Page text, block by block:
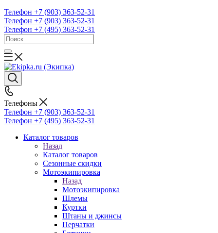
Телефон +7 (903) 363-52-31
Телефон +7 (903) 363-52-31
Телефон +7 (495) 363-52-31
Телефоны
Телефон +7 (903) 363-52-31
Телефон +7 (495) 363-52-31
Каталог товаров
Назад
Каталог товаров
Сезонные скидки
Мотоэкипировка
Назад
Мотоэкипировка
Шлемы
Куртки
Штаны и джинсы
Перчатки